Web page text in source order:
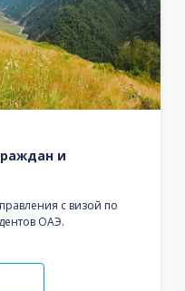
и
с визой по
ОАЭ.